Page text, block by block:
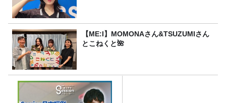
【ME:I】MOMONAさん&TSUZUMIさん
とこねくと🌺